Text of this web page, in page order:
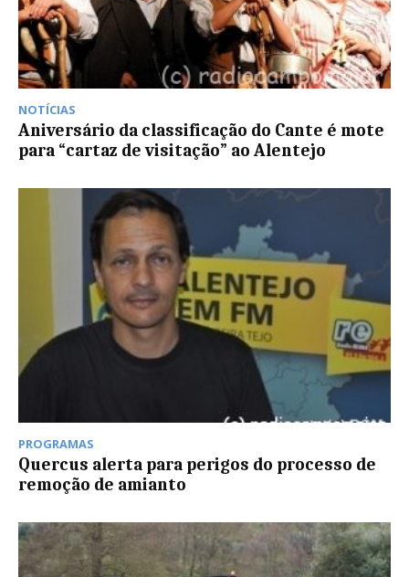
NOTÍCIAS
Aniversário da classificação do Cante é mote
para “cartaz de visitação” ao Alentejo
PROGRAMAS
Quercus alerta para perigos do processo de
remoção de amianto